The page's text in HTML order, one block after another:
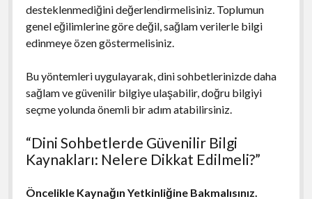
desteklenmediğini değerlendirmelisiniz. Toplumun
genel eğilimlerine göre değil, sağlam verilerle bilgi
edinmeye özen göstermelisiniz.
Bu yöntemleri uygulayarak, dini sohbetlerinizde daha
sağlam ve güvenilir bilgiye ulaşabilir, doğru bilgiyi
seçme yolunda önemli bir adım atabilirsiniz.
“Dini Sohbetlerde Güvenilir Bilgi
Kaynakları: Nelere Dikkat Edilmeli?”
Öncelikle Kaynağın Yetkinliğine Bakmalısınız.